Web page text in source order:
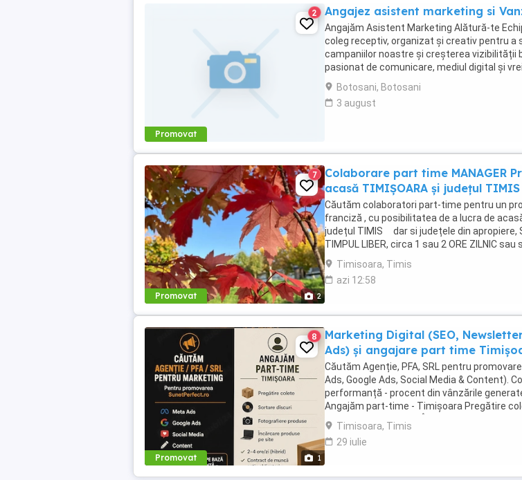
Promovat
2 Angajez asistent marketing si
Angajăm Asistent Marketing Alătură-te
coleg receptiv, organizat și creativ pentru a
campaniilor noastre și creșterea vizibilității
pasionat de comunicare, mediul digital și
echipă dinamică, acest rol este ...
Botosani, Botosani
3 august
Promovat 2
7
Colaborare part time MANAGER
acasă TIMIȘOARA și județul
Căutăm colaboratori part-time pentru un
franciză , cu posibilitatea de a lucra de
județul TIMIS dar si județele din apropiere,
TIMPUL LIBER, circa 1 sau 2 ORE ZILNIC
va fi flexibil, în funcție ...
Timisoara, Timis
azi 12:58
Promovat 1
8
Marketing Digital (SEO,
Ads) și angajare part time
Căutăm Agenție, PFA, SRL pentru
Ads, Google Ads, Social Media & Content).
performanță - procent din vânzările
Angajăm part-time - Timișoara Pregătire
Fotografiere produse, Încărcare ...
Timisoara, Timis
29 iulie